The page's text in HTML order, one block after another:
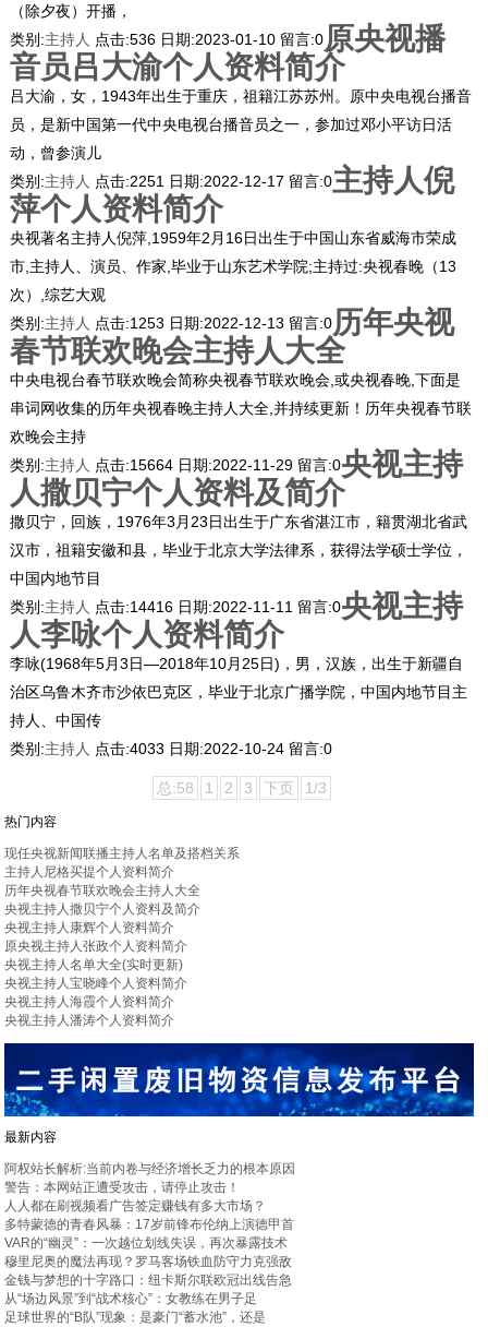
（除夕夜）开播，
类别:主持人 点击:536 日期:2023-01-10 留言:0原央视播
音员吕大渝个人资料简介
吕大渝，女，1943年出生于重庆，祖籍江苏苏州。原中央电视台播音
员，是新中国第一代中央电视台播音员之一，参加过邓小平访日活
动，曾参演儿
类别:主持人 点击:2251 日期:2022-12-17 留言:0主持人倪
萍个人资料简介
央视著名主持人倪萍,1959年2月16日出生于中国山东省威海市荣成
市,主持人、演员、作家,毕业于山东艺术学院;主持过:央视春晚（13
次）,综艺大观
类别:主持人 点击:1253 日期:2022-12-13 留言:0历年央视
春节联欢晚会主持人大全
中央电视台春节联欢晚会简称央视春节联欢晚会,或央视春晚,下面是
串词网收集的历年央视春晚主持人大全,并持续更新！历年央视春节联
欢晚会主持
类别:主持人 点击:15664 日期:2022-11-29 留言:0央视主持
人撒贝宁个人资料及简介
撒贝宁，回族，1976年3月23日出生于广东省湛江市，籍贯湖北省武
汉市，祖籍安徽和县，毕业于北京大学法律系，获得法学硕士学位，
中国内地节目
类别:主持人 点击:14416 日期:2022-11-11 留言:0央视主持
人李咏个人资料简介
李咏(1968年5月3日—2018年10月25日)，男，汉族，出生于新疆自
治区乌鲁木齐市沙依巴克区，毕业于北京广播学院，中国内地节目主
持人、中国传
类别:主持人 点击:4033 日期:2022-10-24 留言:0
总:58 1 2 3 下页 1/3
热门内容
现任央视新闻联播主持人名单及搭档关系
主持人尼格买提个人资料简介
历年央视春节联欢晚会主持人大全
央视主持人撒贝宁个人资料及简介
央视主持人康辉个人资料简介
原央视主持人张政个人资料简介
央视主持人名单大全(实时更新)
央视主持人宝晓峰个人资料简介
央视主持人海霞个人资料简介
央视主持人潘涛个人资料简介
最新内容
阿权站长解析:当前内卷与经济增长乏力的根本原因
警告：本网站正遭受攻击，请停止攻击！
人人都在刷视频看广告签定赚钱有多大市场？
多特蒙德的青春风暴：17岁前锋布伦纳上演德甲首
VAR的“幽灵”：一次越位划线失误，再次暴露技术
穆里尼奥的魔法再现？罗马客场铁血防守力克强敌
金钱与梦想的十字路口：纽卡斯尔联欧冠出线告急
从“场边风景”到“战术核心”：女教练在男子足
足球世界的“B队”现象：是豪门“蓄水池”，还是